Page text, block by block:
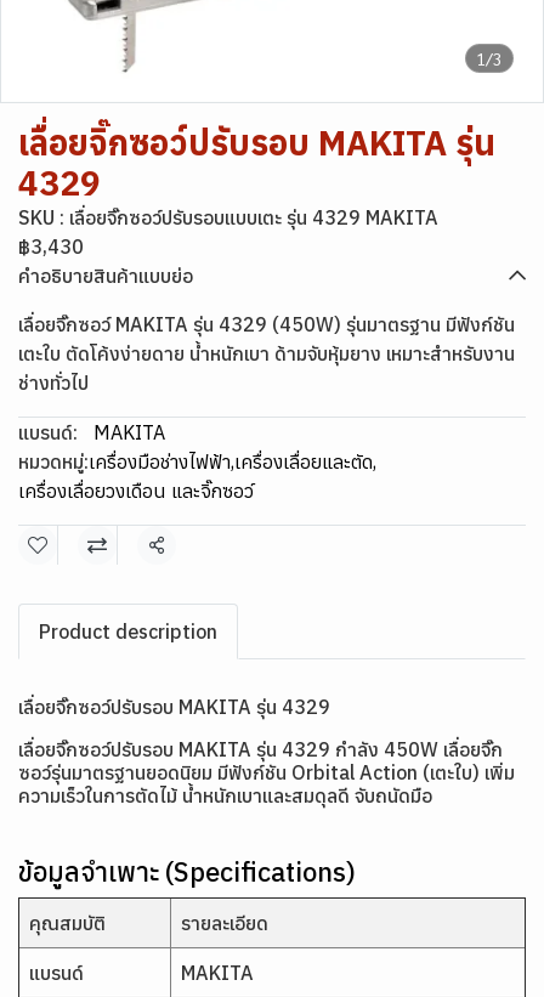
1/3
เลื่อยจิ๊กซอว์ปรับรอบ MAKITA รุ่น
4329
SKU : เลื่อยจิ๊กซอว์ปรับรอบแบบเตะ รุ่น 4329 MAKITA
฿3,430
คำอธิบายสินค้าแบบย่อ
เลื่อยจิ๊กซอว์ MAKITA รุ่น 4329 (450W) รุ่นมาตรฐาน มีฟังก์ชัน
เตะใบ ตัดโค้งง่ายดาย น้ำหนักเบา ด้ามจับหุ้มยาง เหมาะสำหรับงาน
ช่างทั่วไป
แบรนด์:
MAKITA
หมวดหมู่:เครื่องมือช่างไฟฟ้า,เครื่องเลื่อยและตัด,
เครื่องเลื่อยวงเดือน และจิ๊กซอว์
แชร์
Product description
เลื่อยจิ๊กซอว์ปรับรอบ MAKITA รุ่น 4329
เลื่อยจิ๊กซอว์ปรับรอบ MAKITA รุ่น 4329 กำลัง 450W เลื่อยจิ๊ก
ซอว์รุ่นมาตรฐานยอดนิยม มีฟังก์ชัน Orbital Action (เตะใบ) เพิ่ม
ความเร็วในการตัดไม้ น้ำหนักเบาและสมดุลดี จับถนัดมือ
ข้อมูลจำเพาะ (Specifications)
คุณสมบัติ รายละเอียด
แบรนด์ MAKITA